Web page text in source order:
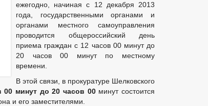
ежегодно, начиная с 12 декабря 2013
года, государственными органами и
органами местного самоуправления
проводится общероссийский день
приема граждан с 12 часов 00 минут до
20 часов 00 минут по местному
времени.
В этой связи, в прокуратуре Шелковского
00 минут до 20 часов 00минут состоится
и его заместителями.